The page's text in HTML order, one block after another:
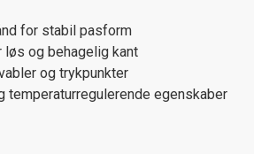
for stabil pasform
og behagelig kant
og trykpunkter
temperaturregulerende egenskaber